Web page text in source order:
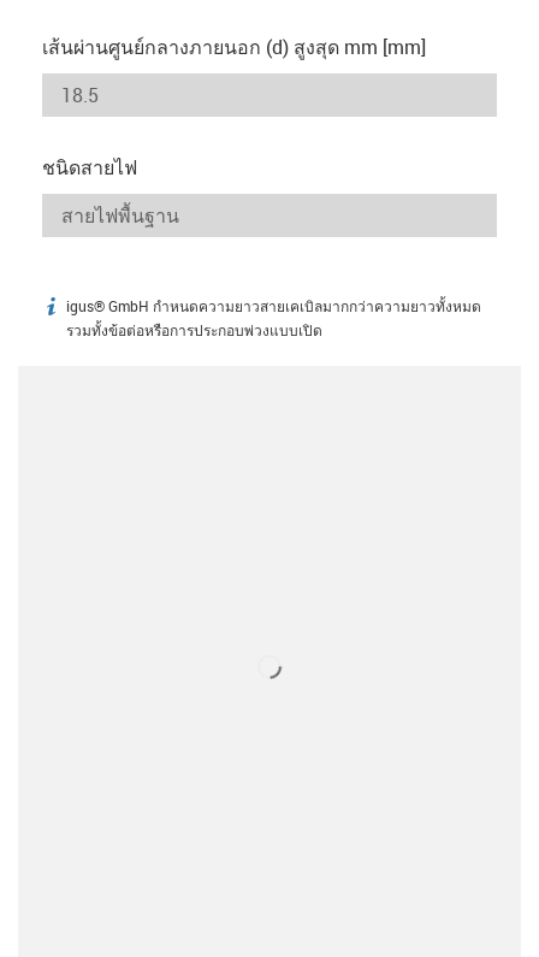
เส้นผ่านศูนย์กลางภายนอก (d) สูงสุด mm [mm]
ชนิดสายไฟ
igus-icon-info
igus® GmbH กำหนดความยาวสายเคเบิลมากกว่าความยาวทั้งหมด
รวมทั้งข้อต่อหรือการประกอบพ่วงแบบเปิด